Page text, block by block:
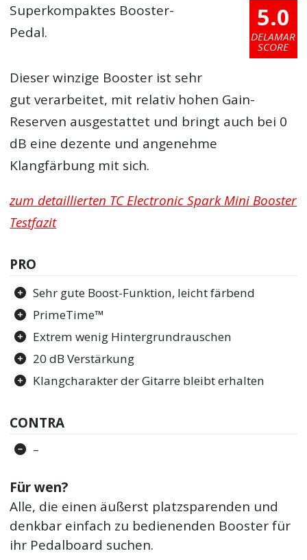
5.0
DELAMAR
SCORE
Superkompaktes Booster-
Pedal.
Dieser winzige Booster ist sehr
gut verarbeitet, mit relativ hohen Gain-
Reserven ausgestattet und bringt auch bei 0
dB eine dezente und angenehme
Klangfärbung mit sich.
zum detaillierten TC Electronic Spark Mini Booster
Testfazit
PRO
Sehr gute Boost-Funktion, leicht färbend
PrimeTime™
Extrem wenig Hintergrundrauschen
20 dB Verstärkung
Klangcharakter der Gitarre bleibt erhalten
CONTRA
–
Für wen?
Alle, die einen äußerst platzsparenden und
denkbar einfach zu bedienenden Booster für
ihr Pedalboard suchen.